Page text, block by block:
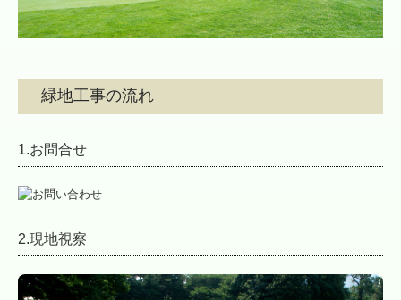
緑地工事の流れ
1.お問合せ
2.現地視察